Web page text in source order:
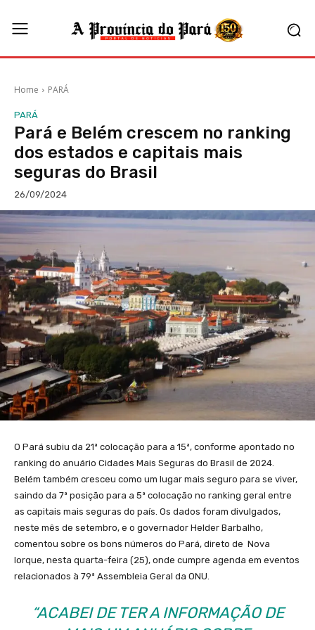
Home PARÁ
PARÁ
Pará e Belém crescem no ranking
dos estados e capitais mais
seguras do Brasil
26/09/2024
O Pará subiu da 21ª colocação para a 15ª, conforme apontado no
ranking do anuário Cidades Mais Seguras do Brasil de 2024.
Belém também cresceu como um lugar mais seguro para se viver,
saindo da 7ª posição para a 5ª colocação no ranking geral entre
as capitais mais seguras do país. Os dados foram divulgados,
neste mês de setembro, e o governador Helder Barbalho,
comentou sobre os bons números do Pará, direto de Nova
Iorque, nesta quarta-feira (25), onde cumpre agenda em eventos
relacionados à 79ª Assembleia Geral da ONU.
“ACABEI DE TER A INFORMAÇÃO DE